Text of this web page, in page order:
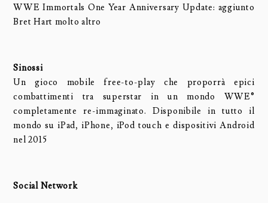
WWE Immortals One Year Anniversary Update: aggiunto
Bret Hart molto altro
Sinossi
Un gioco mobile free-to-play che proporrà epici
combattimenti tra superstar in un mondo WWE®
completamente re-immaginato. Disponibile in tutto il
mondo su iPad, iPhone, iPod touch e dispositivi Android
nel 2015
Social Network